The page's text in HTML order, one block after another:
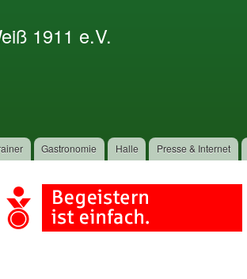
Inhalt
1911 e.V.
Gastronomie Halle Presse & Internet